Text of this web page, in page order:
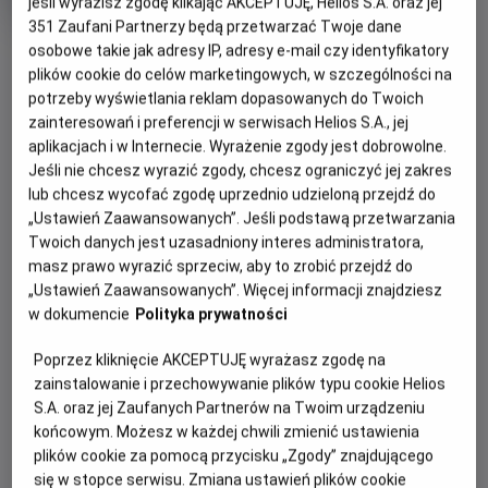
OBSERWUJ
REŻYSERIA
Stephen Daldry
SCENARIUSZ
Peter Morgan
OBSADA
Helen Mirren
WIĘCEJ SZCZEGÓŁÓW
GODZINY SEANSÓW
NIEDZIELA, 16 SIERPNIA 2026
NIEDZIELA,
16
SIERPNIA
2026
15:00 *
2D, napisy
nie obowiązują kupony i zaproszenia
OPIS WYDARZENIA
351 Zaufani Partnerzy będą przetwarzać Twoje dane
osobowe takie jak adresy IP, adresy e-mail czy identyfikatory
plików cookie do celów marketingowych, w szczególności na
potrzeby wyświetlania reklam dopasowanych do Twoich
zainteresowań i preferencji w serwisach Helios S.A., jej
aplikacjach i w Internecie. Wyrażenie zgody jest dobrowolne.
Jeśli nie chcesz wyrazić zgody, chcesz ograniczyć jej zakres
lub chcesz wycofać zgodę uprzednio udzieloną przejdź do
„Ustawień Zaawansowanych”. Jeśli podstawą przetwarzania
Twoich danych jest uzasadniony interes administratora,
masz prawo wyrazić sprzeciw, aby to zrobić przejdź do
„Ustawień Zaawansowanych”. Więcej informacji znajdziesz
w dokumencie Polityka prywatności
Poprzez kliknięcie AKCEPTUJĘ wyrażasz zgodę na
zainstalowanie i przechowywanie plików typu cookie Helios
S.A. oraz jej Zaufanych Partnerów na Twoim urządzeniu
końcowym. Możesz w każdej chwili zmienić ustawienia
plików cookie za pomocą przycisku „Zgody” znajdującego
się w stopce serwisu. Zmiana ustawień plików cookie